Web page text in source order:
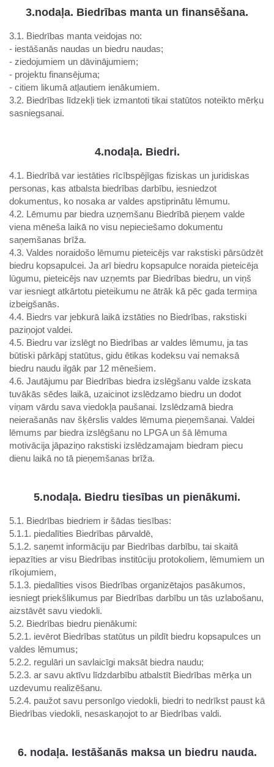
3.nodaļa. Biedrības manta un finansēšana.
3.1. Biedrības manta veidojas no:
- iestāšanās naudas un biedru naudas;
- ziedojumiem un dāvinājumiem;
- projektu finansējuma;
- citiem likumā atļautiem ienākumiem.
3.2. Biedrības līdzekļi tiek izmantoti tikai statūtos noteikto mērķu
sasniegsanai.
4.nodaļa. Biedri.
4.1. Biedrībā var iestāties rīcībspējīgas fiziskas un juridiskas
personas, kas atbalsta biedrības darbību, iesniedzot
dokumentus, ko nosaka ar valdes apstiprinātu lēmumu.
4.2. Lēmumu par biedra uzņemšanu Biedrībā pieņem valde
viena mēneša laikā no visu nepieciešamo dokumentu
saņemšanas brīža.
4.3. Valdes noraidošo lēmumu pieteicējs var rakstiski pārsūdzēt
biedru kopsapulcei. Ja arī biedru kopsapulce noraida pieteicēja
lūgumu, pieteicējs nav uzņemts par Biedrības biedru, un viņš
var iesniegt atkārtotu pieteikumu ne ātrāk kā pēc gada termiņa
izbeigšanās.
4.4. Biedrs var jebkurā laikā izstāties no Biedrības, rakstiski
paziņojot valdei.
4.5. Biedru var izslēgt no Biedrības ar valdes lēmumu, ja tas
būtiski pārkāpj statūtus, gidu ētikas kodeksu vai nemaksā
biedru naudu ilgāk par 12 mēnešiem.
4.6. Jautājumu par Biedrības biedra izslēgšanu valde izskata
tuvākās sēdes laikā, uzaicinot izslēdzamo biedru un dodot
viņam vārdu sava viedokļa paušanai. Izslēdzamā biedra
neierašanās nav šķērslis valdes lēmuma pieņemšanai. Valdei
lēmums par biedra izslēgšanu no LPGA un šā lēmuma
motivācija jāpaziņo rakstiski izslēdzamajam biedram piecu
dienu laikā no tā pieņemšanas brīža.
5.nodaļa. Biedru tiesības un pienākumi.
5.1. Biedrības biedriem ir šādas tiesības:
5.1.1. piedalīties Biedrības pārvaldē,
5.1.2. saņemt informāciju par Biedrības darbību, tai skaitā
iepazīties ar visu Biedrības institūciju protokoliem, lēmumiem un
rīkojumiem,
5.1.3. piedalīties visos Biedrības organizētajos pasākumos,
iesniegt priekšlikumus par Biedrības darbību un tās uzlabošanu,
aizstāvēt savu viedokli.
5.2. Biedrības biedru pienākumi:
5.2.1. ievērot Biedrības statūtus un pildīt biedru kopsapulces un
valdes lēmumus;
5.2.2. regulāri un savlaicīgi maksāt biedra naudu;
5.2.3. ar savu aktīvu līdzdarbību atbalstīt Biedrības mērķa un
uzdevumu realizēšanu.
5.2.4. paužot savu personīgo viedokli, biedri to nedrīkst paust kā
Biedrības viedokli, nesaskaņojot to ar Biedrības valdi.
6. nodaļa. Iestāšanās maksa un biedru nauda.